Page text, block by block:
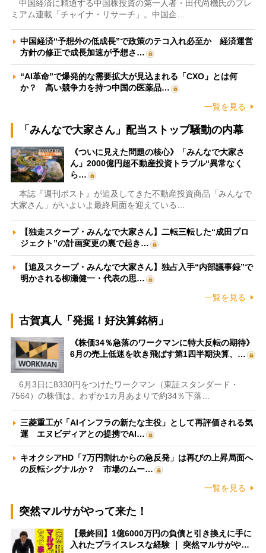
中国経済に精通する中国株投資の第一人者・田代尚機氏のプレ
ミアム連載「チャイナ・リサーチ」。中国企…
中国経済“予想外の低成長”で政策のテコ入れ必至か 経済運営
方針の修正で成長加速が予想さ…
“AI革命”で爆発的な需要拡大が見込まれる「CXO」とは何
か？ 高い競争力を持つ中国の医薬品…
一覧を見る
「みんなで大家さん」配当ストップ騒動の内幕
《ついに見えた問題の核心》「みんなで大家さ
ん」2000億円超不動産投資トラブル“異常なく
ら…
本誌『週刊ポスト』が追及してきた不動産投資商品「みんなで
大家さん」がいよいよ最終局面を迎えている…
【独走スクープ・みんなで大家さん】二転三転した“成田プロ
ジェクト”の計画変更の裏で起き…
【追及スクープ・みんなで大家さん】独占入手“内部議事録”で
明かされる柳瀬健一・代表の思…
一覧を見る
古賀真人「発掘！好決算銘柄」
《株価34％急落のワークマンに特大反転の期待》
6月の売上低迷を吹き飛ばす第1四半期決算、…
6月3日に8330円をつけたワークマン（東証スタンダード・
7564）の株価は、わずか1カ月あまりで約34％下落…
三菱重工が「AIインフラの新たな主役」として再評価される気
運 エヌビディアとの提携でAI…
キオクシアHD「7万円割れからの急反発」は再びの上昇局面へ
の反転シグナルか？ 市場のムー…
一覧を見る
突然マルサがやって来た！
【最終回】1億6000万円の負債と引き換えに手に
入れたプライスレスな経験 ｜ 突然マルサがや…